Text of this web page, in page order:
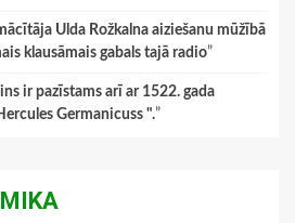
Ulda Rožkalna aiziešanu mūžībā
klausāmais gabals tajā radio”
ir pazīstams arī ar 1522. gada
Germanicuss ".”